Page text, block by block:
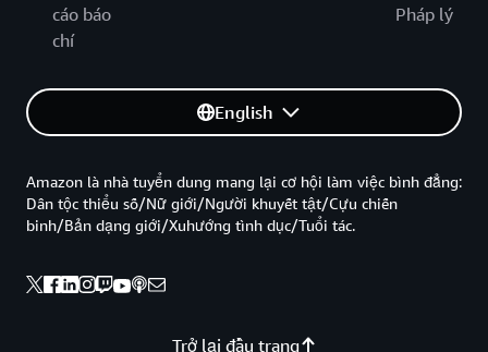
cáo báo
chí
Pháp lý
English
Trở lại đầu trang
Amazon là nhà tuyển dung mang lại cơ hội làm việc bình đẳng:
Dân tộc thiểu số/Nữ giới/Người khuyết tật/Cựu chiến
binh/Bản dạng giới/Xuhướng tình dục/Tuổi tác.